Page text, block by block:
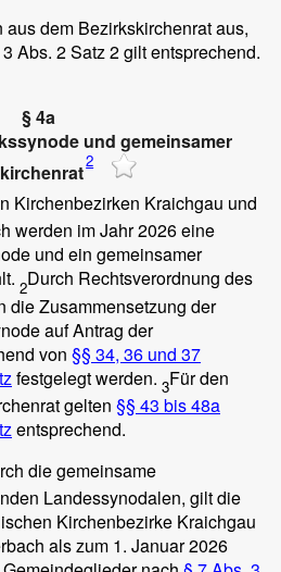
dem Bezirkskirchenrat aus,
Abs. 2 Satz 2 gilt entsprechend.
§ 4a
und gemeinsamer
2
Kirchenbezirken Kraichgau und
werden im Jahr 2026 eine
und ein gemeinsamer
2Durch Rechtsverordnung des
die Zusammensetzung der
auf Antrag der
von §§ 34, 36 und 37
festgelegt werden. 3Für den
gelten §§ 43 bis 48a
entsprechend.
die gemeinsame
Landessynodalen, gilt die
Kirchenbezirke Kraichgau
als zum 1. Januar 2026